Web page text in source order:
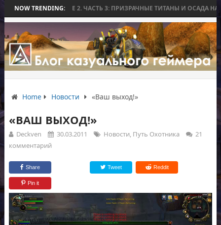
NOW TRENDING:
WAR BEE 2. ЧАСТЬ 3: ПРИЗРАЧНЫЕ ТИТАНЫ И ОСАДА НА ИЗМОР
Home Новости «Ваш выход!»
«ВАШ ВЫХОД!»
Deckven 30.03.2011 Новости Путь Охотника
21
комментарий
Share Tweet Reddit
Pin it